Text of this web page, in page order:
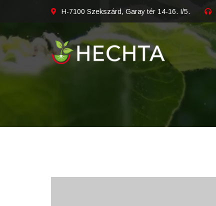
H-7100 Szekszárd, Garay tér 14-16. I/5.